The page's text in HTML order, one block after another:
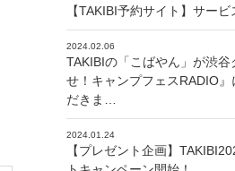
【TAKIBI予約サイト】サー
2024.02.06
TAKIBIの「こばやん」が渋
せ！キャンプフェスRADIO』
だきま…
2024.01.24
【プレゼント企画】